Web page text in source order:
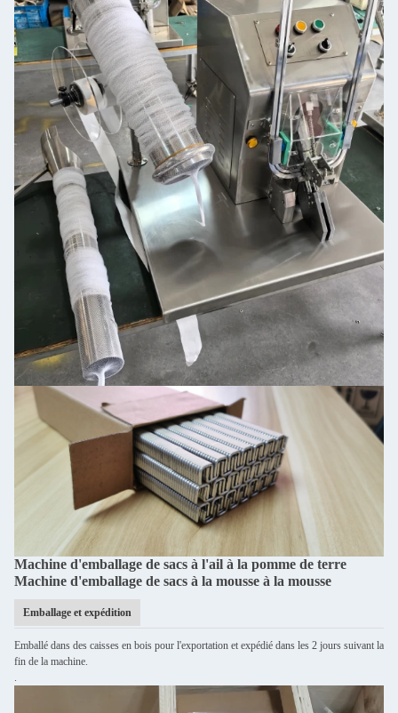
Machine d'emballage de sacs à l'ail à la pomme de terre
Machine d'emballage de sacs à la mousse à la mousse
Emballage et expédition
Emballé dans des caisses en bois pour l'exportation et expédié dans les 2 jours suivant la
fin de la machine.
.